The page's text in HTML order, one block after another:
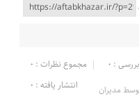
مجموع نظرات : 0
: 0
انتشار یافته : 0
مدیران